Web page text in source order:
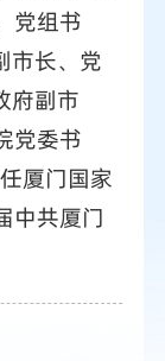
党组书
市长、党
府副市
党委书
厦门国家
中共厦门